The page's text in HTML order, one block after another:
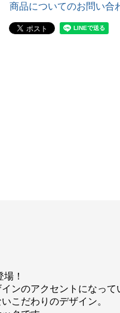
商品についてのお問い合
！
ンのアクセントになって
こだわりのデザイン。